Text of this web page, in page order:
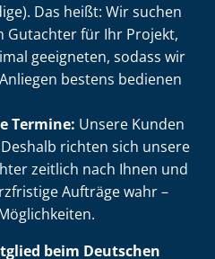
Das heißt: Wir suchen
Gutachter für Ihr Projekt,
geeigneten, sodass wir
bestens bedienen
Termine: Unsere Kunden
richten sich unsere
zeitlich nach Ihnen und
Aufträge wahr –
beim Deutschen